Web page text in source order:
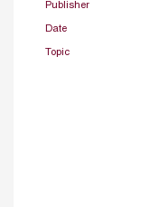
Publisher
Date
Topic